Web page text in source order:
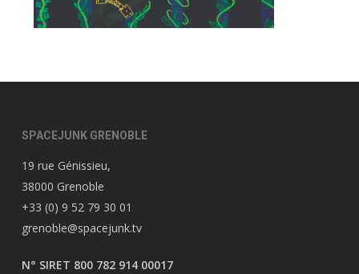
SPACEJUNK GRENOBLE
19 rue Génissieu,
38000 Grenoble
+33 (0) 9 52 79 30 01
grenoble@spacejunk.tv
N° SIRET 800 782 914 00017